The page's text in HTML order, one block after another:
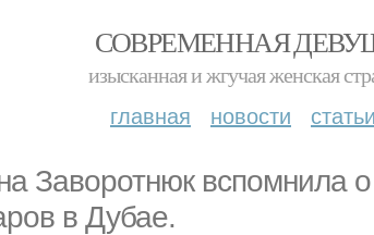
СОВРЕМЕННАЯ
изысканная и жгучая женская
главная новости статьи
Заворотнюк вспомнила
в Дубае.